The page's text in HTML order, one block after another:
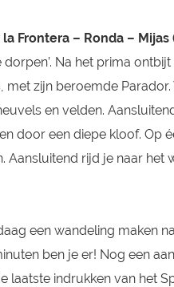
Frontera – Ronda – Mijas
Na het prima
zijn beroemde Parador.
en velden.
door een diepe kloof. Op
Aansluitend rijd je naar het
een wandeling maken
ben je er! Nog een
laatste indrukken van het